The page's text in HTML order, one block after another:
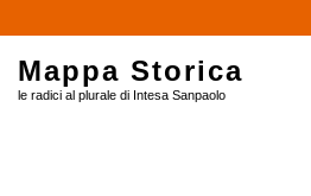
Mappa Storica
le radici al plurale di Intesa Sanpaolo